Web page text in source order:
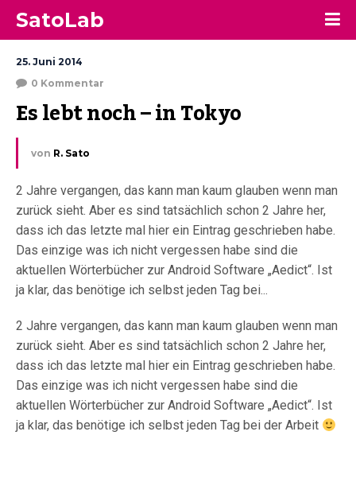
SatoLab
25. Juni 2014
0 Kommentar
Es lebt noch – in Tokyo
von R. Sato
2 Jahre vergangen, das kann man kaum glauben wenn man
zurück sieht. Aber es sind tatsächlich schon 2 Jahre her,
dass ich das letzte mal hier ein Eintrag geschrieben habe.
Das einzige was ich nicht vergessen habe sind die
aktuellen Wörterbücher zur Android Software „Aedict“. Ist
ja klar, das benötige ich selbst jeden Tag bei...
2 Jahre vergangen, das kann man kaum glauben wenn man
zurück sieht. Aber es sind tatsächlich schon 2 Jahre her,
dass ich das letzte mal hier ein Eintrag geschrieben habe.
Das einzige was ich nicht vergessen habe sind die
aktuellen Wörterbücher zur Android Software „Aedict“. Ist
ja klar, das benötige ich selbst jeden Tag bei der Arbeit